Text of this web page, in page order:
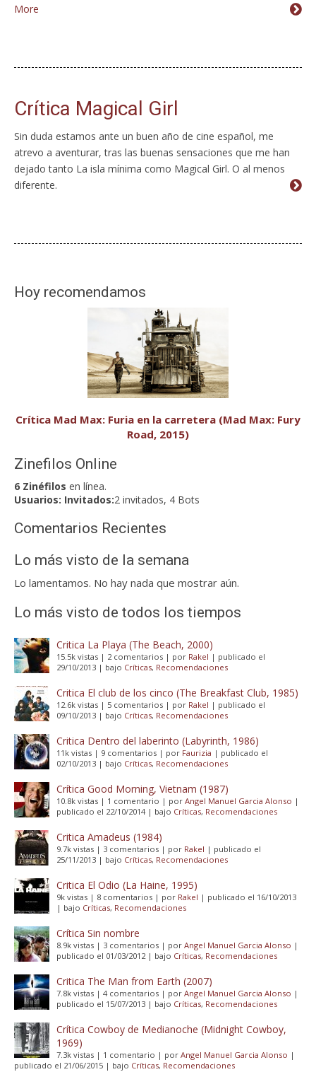
More
Crítica Magical Girl
Sin duda estamos ante un buen año de cine español, me
atrevo a aventurar, tras las buenas sensaciones que me han
dejado tanto La isla mínima como Magical Girl. O al menos
diferente.
Hoy recomendamos
Crítica Mad Max: Furia en la carretera (Mad Max: Fury
Road, 2015)
Zinefilos Online
6 Zinéfilos en línea.
Usuarios: Invitados:2 invitados, 4 Bots
Comentarios Recientes
Lo más visto de la semana
Lo lamentamos. No hay nada que mostrar aún.
Lo más visto de todos los tiempos
Critica La Playa (The Beach, 2000)
15.5k vistas | 2 comentarios | por Rakel | publicado el
29/10/2013 | bajo Críticas, Recomendaciones
Critica El club de los cinco (The Breakfast Club, 1985)
12.6k vistas | 5 comentarios | por Rakel | publicado el
09/10/2013 | bajo Críticas, Recomendaciones
Critica Dentro del laberinto (Labyrinth, 1986)
11k vistas | 9 comentarios | por Faurizia | publicado el
02/10/2013 | bajo Críticas, Recomendaciones
Crítica Good Morning, Vietnam (1987)
10.8k vistas | 1 comentario | por Angel Manuel Garcia Alonso |
publicado el 22/10/2014| bajo Críticas, Recomendaciones
Critica Amadeus (1984)
9.7k vistas | 3 comentarios | por Rakel | publicado el
25/11/2013 | bajo Críticas, Recomendaciones
Critica El Odio (La Haine, 1995)
9k vistas | 8 comentarios | por Rakel | publicado el 16/10/2013
| bajo Críticas, Recomendaciones
Crítica Sin nombre
8.9k vistas | 3 comentarios | por Angel Manuel Garcia Alonso |
publicado el 01/03/2012| bajo Críticas, Recomendaciones
Critica The Man from Earth (2007)
7.8k vistas | 4 comentarios | por Angel Manuel Garcia Alonso |
publicado el 15/07/2013 | bajo Críticas, Recomendaciones
Crítica Cowboy de Medianoche (Midnight Cowboy,
1969)
7.3k vistas | 1 comentario | por Angel Manuel Garcia Alonso |
publicado el 21/06/2015 | bajo Críticas, Recomendaciones